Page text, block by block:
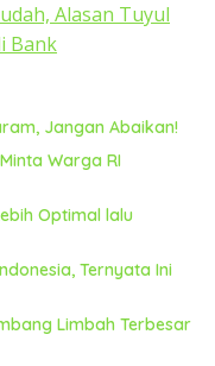
Alasan Tuyul
Bank
Jangan Abaikan!
Warga RI
Optimal lalu
Ternyata Ini
Limbah Terbesar